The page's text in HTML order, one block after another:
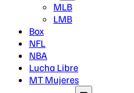
MLB
LMB
Box
NFL
NBA
Lucha Libre
MT Mujeres